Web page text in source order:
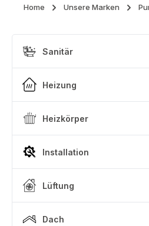
Home Unsere Marken
Sanitär
Heizung
Heizkörper
Installation
Lüftung
Dach